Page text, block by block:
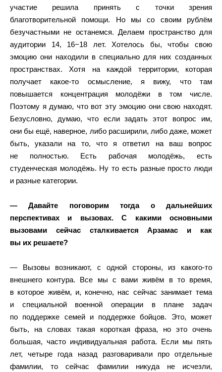
участие решила принять с точки зрения
благотворительной помощи. Но мы со своим рублём
безучастными не останемся. Делаем пространство для
аудитории 14, 16−18 лет. Хотелось бы, чтобы свою
эмоцию они находили в специально для них созданных
пространствах. Хотя на каждой территории, которая
получает какое-то осмысление, я вижу, что там
повышается концентрация молодёжи в том числе.
Поэтому я думаю, что вот эту эмоцию они свою находят.
Безусловно, думаю, что если задать этот вопрос им,
они бы ещё, наверное, либо расширили, либо даже, может
быть, указали на то, что я ответил на ваш вопрос
не полностью. Есть рабочая молодёжь, есть
студенческая молодёжь. Ну то есть разные просто люди
и разные категории.
— Давайте поговорим тогда о дальнейших
перспективах и вызовах. С какими основными
вызовами сейчас сталкивается Арзамас и как
вы их решаете?
— Вызовы возникают, с одной стороны, из какого-то
внешнего контура. Все мы с вами живём в то время,
в которое живём, и, конечно, нас сейчас занимает тема
и специальной военной операции в плане задач
по поддержке семей и поддержке бойцов. Это, может
быть, на словах такая короткая фраза, но это очень
большая, часто индивидуальная работа. Если мы пять
лет, четыре года назад разговаривали про отдельные
фамилии, то сейчас фамилии никуда не исчезли,